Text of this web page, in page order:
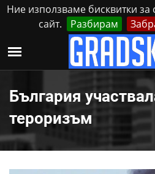
Ние използваме бисквитки за
сайт.
Разбирам
Неделя, 9 Август, 2026
България
тероризъм